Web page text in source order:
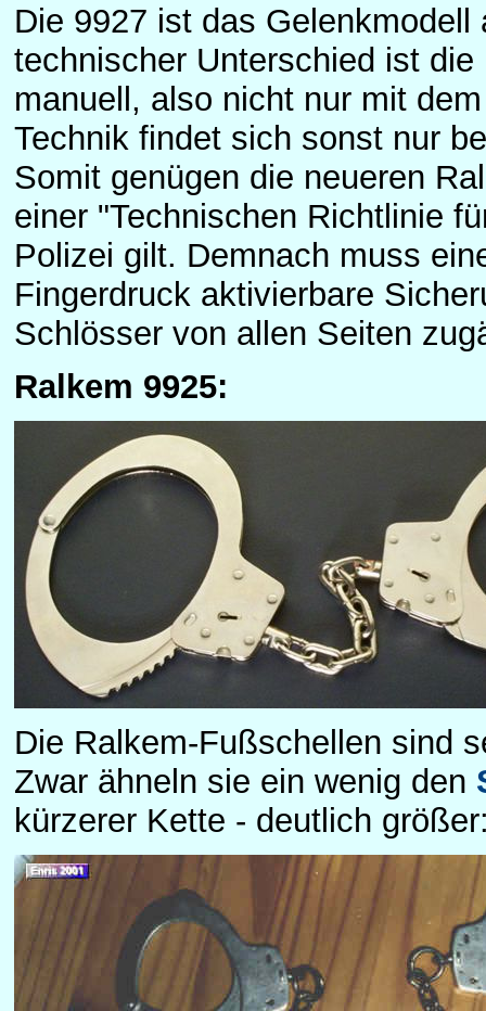
Die 9927 ist das
technischer Unterschied ist
manuell, also nicht nur mit
Technik findet sich sonst nur
Somit genügen die neueren
einer "Technischen Richtlinie
Polizei gilt. Demnach muss
Fingerdruck aktivierbare
Schlösser von allen Seiten
Ralkem 9925:
Die Ralkem-Fußschellen sind
Zwar ähneln sie ein wenig den
kürzerer Kette - deutlich